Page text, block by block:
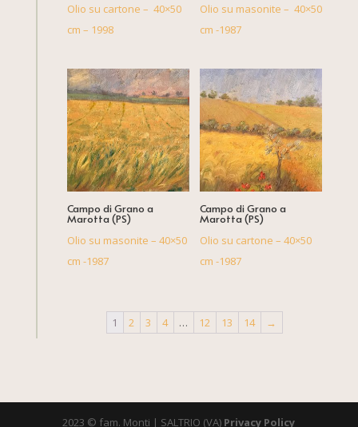
Olio su cartone – 40×50
cm – 1998
Olio su masonite – 40×50
cm -1987
Campo di Grano a
Marotta (PS)
Olio su masonite – 40×50
cm -1987
Campo di Grano a
Marotta (PS)
Olio su cartone – 40×50
cm -1987
1 2 3 4 … 12 13 14 →
2023 © fam. Monti | SALTRIO (VA) Privacy Policy